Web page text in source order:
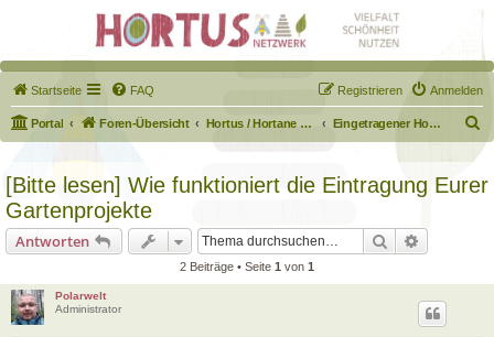
Startseite FAQ Anmelden
Registrieren
Portal Foren-Übersicht Hortus / Hortane Habitate / Garten auf dem Weg Eingetragener Hortus - Mein Hortus und ich!
u
[Bitte lesen] Wie funktioniert die Eintragung Eurer
Gartenprojekte
Antworten Suche
2 Beiträge • Seite 1 von 1
Polarwelt
Administrator